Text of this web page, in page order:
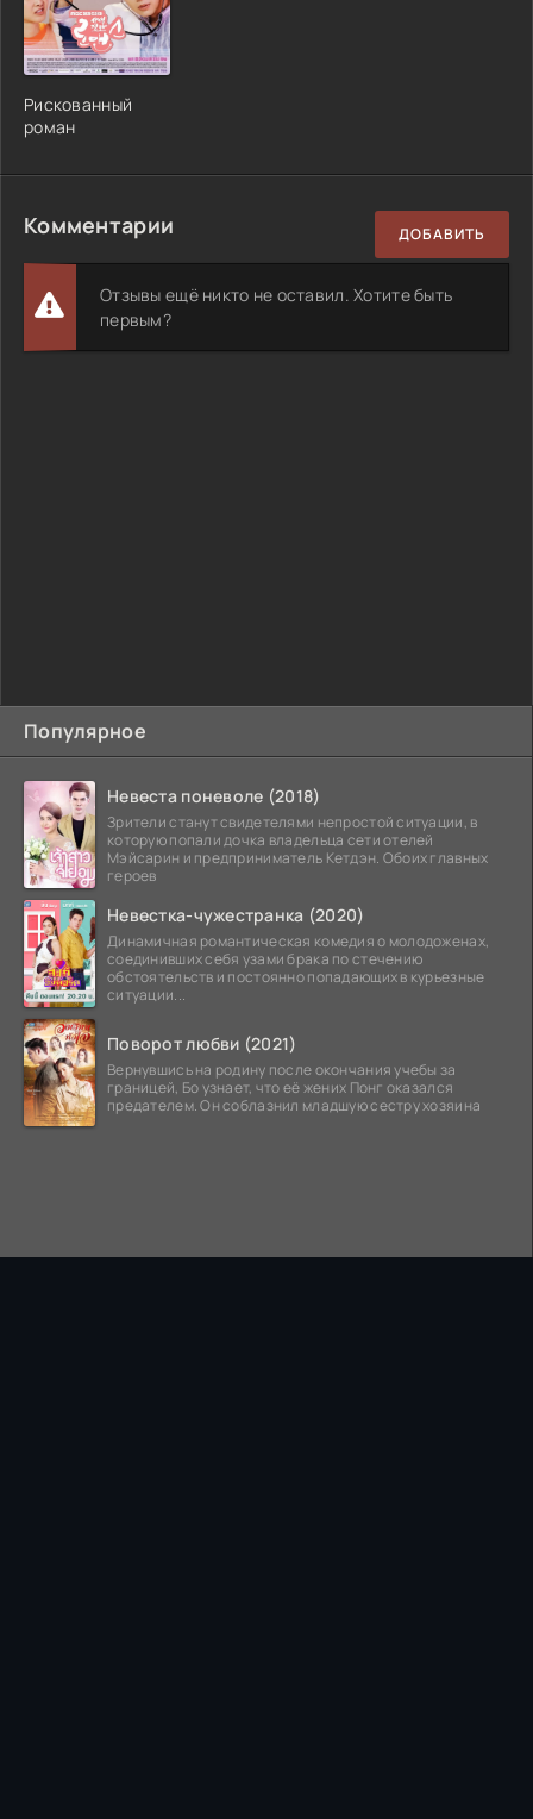
Популярное
Невеста поневоле (2018)
Зрители станут свидетелями непростой ситуации, в
которую попали дочка владельца сети отелей
Мэйсарин и предприниматель Кетдэн. Обоих главных
героев
Невестка-чужестранка (2020)
Динамичная романтическая комедия о молодоженах,
соединивших себя узами брака по стечению
обстоятельств и постоянно попадающих в курьезные
ситуации...
Поворот любви (2021)
Вернувшись на родину после окончания учебы за
границей, Бо узнает, что её жених Понг оказался
предателем. Он соблазнил младшую сестру хозяина
Рискованный
роман
Комментарии ДОБАВИТЬ
Отзывы ещё никто не оставил. Хотите быть
первым?